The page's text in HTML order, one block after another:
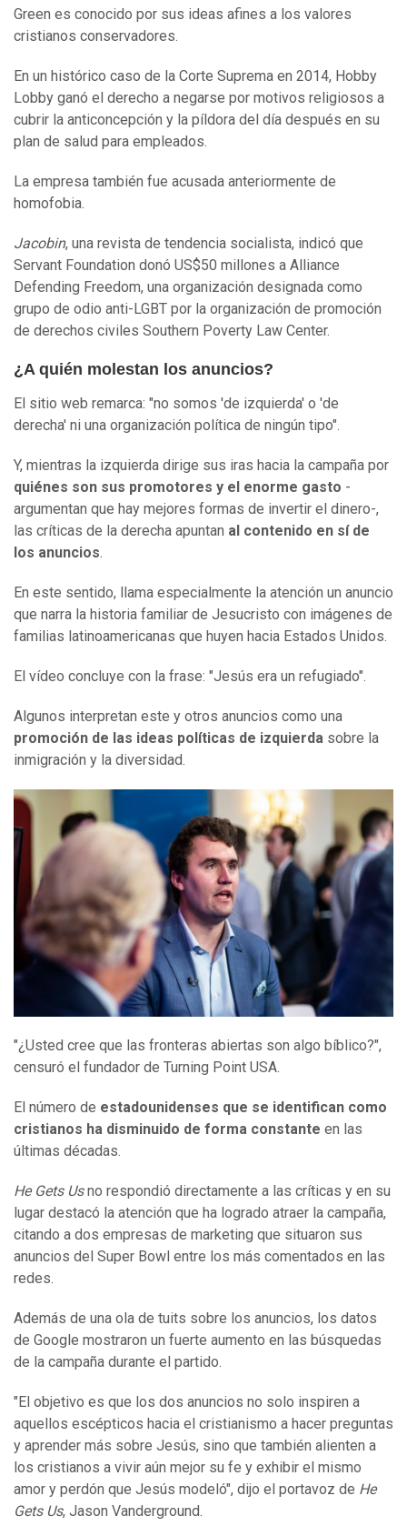
Green es conocido por sus ideas afines a los valores
cristianos conservadores.
En un histórico caso de la Corte Suprema en 2014, Hobby
Lobby ganó el derecho a negarse por motivos religiosos a
cubrir la anticoncepción y la píldora del día después en su
plan de salud para empleados.
La empresa también fue acusada anteriormente de
homofobia.
Jacobin, una revista de tendencia socialista, indicó que
Servant Foundation donó US$50 millones a Alliance
Defending Freedom, una organización designada como
grupo de odio anti-LGBT por la organización de promoción
de derechos civiles Southern Poverty Law Center.
¿A quién molestan los anuncios?
El sitio web remarca: "no somos 'de izquierda' o 'de
derecha' ni una organización política de ningún tipo".
Y, mientras la izquierda dirige sus iras hacia la campaña por
quiénes son sus promotores y el enorme gasto -
argumentan que hay mejores formas de invertir el dinero-,
las críticas de la derecha apuntan al contenido en sí de
los anuncios.
En este sentido, llama especialmente la atención un anuncio
que narra la historia familiar de Jesucristo con imágenes de
familias latinoamericanas que huyen hacia Estados Unidos.
El vídeo concluye con la frase: "Jesús era un refugiado".
Algunos interpretan este y otros anuncios como una
promoción de las ideas políticas de izquierda sobre la
inmigración y la diversidad.
"¿Usted cree que las fronteras abiertas son algo bíblico?",
censuró el fundador de Turning Point USA.
El número de estadounidenses que se identifican como
cristianos ha disminuido de forma constante en las
últimas décadas.
He Gets Usno respondió directamente a las críticas y en su
lugar destacó la atención que ha logrado atraer la campaña,
citando a dos empresas de marketing que situaron sus
anuncios del Super Bowl entre los más comentados en las
redes.
Además de una ola de tuits sobre los anuncios, los datos
de Google mostraron un fuerte aumento en las búsquedas
de la campaña durante el partido.
"El objetivo es que los dos anuncios no solo inspiren a
aquellos escépticos hacia el cristianismo a hacer preguntas
y aprender más sobre Jesús, sino que también alienten a
los cristianos a vivir aún mejor su fe y exhibir el mismo
amor y perdón que Jesús modeló", dijo el portavoz de He
Gets Us, Jason Vanderground.